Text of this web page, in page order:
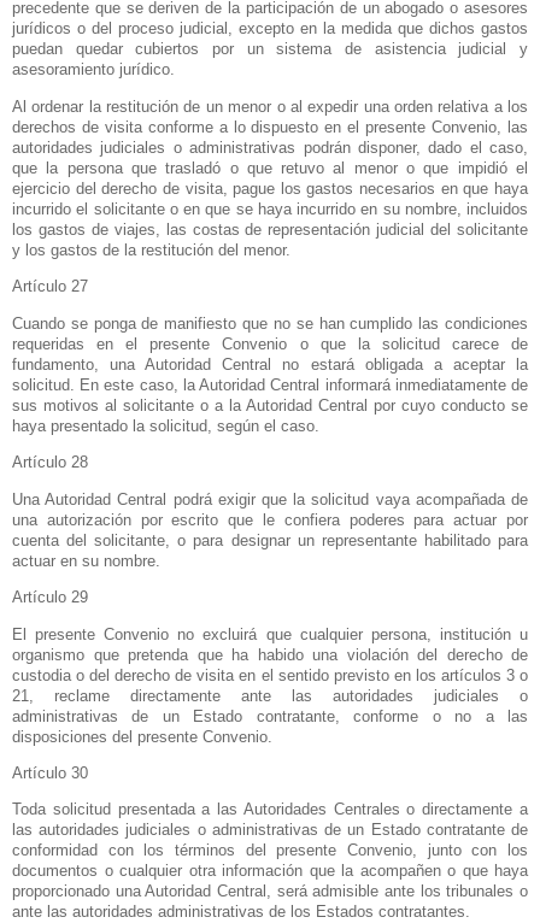
precedente que se deriven de la participación de un abogado o asesores
jurídicos o del proceso judicial, excepto en la medida que dichos gastos
puedan quedar cubiertos por un sistema de asistencia judicial y
asesoramiento jurídico.
Al ordenar la restitución de un menor o al expedir una orden relativa a los
derechos de visita conforme a lo dispuesto en el presente Convenio, las
autoridades judiciales o administrativas podrán disponer, dado el caso,
que la persona que trasladó o que retuvo al menor o que impidió el
ejercicio del derecho de visita, pague los gastos necesarios en que haya
incurrido el solicitante o en que se haya incurrido en su nombre, incluidos
los gastos de viajes, las costas de representación judicial del solicitante
y los gastos de la restitución del menor.
Artículo 27
Cuando se ponga de manifiesto que no se han cumplido las condiciones
requeridas en el presente Convenio o que la solicitud carece de
fundamento, una Autoridad Central no estará obligada a aceptar la
solicitud. En este caso, la Autoridad Central informará inmediatamente de
sus motivos al solicitante o a la Autoridad Central por cuyo conducto se
haya presentado la solicitud, según el caso.
Artículo 28
Una Autoridad Central podrá exigir que la solicitud vaya acompañada de
una autorización por escrito que le confiera poderes para actuar por
cuenta del solicitante, o para designar un representante habilitado para
actuar en su nombre.
Artículo 29
El presente Convenio no excluirá que cualquier persona, institución u
organismo que pretenda que ha habido una violación del derecho de
custodia o del derecho de visita en el sentido previsto en los artículos 3 o
21, reclame directamente ante las autoridades judiciales o
administrativas de un Estado contratante, conforme o no a las
disposiciones del presente Convenio.
Artículo 30
Toda solicitud presentada a las Autoridades Centrales o directamente a
las autoridades judiciales o administrativas de un Estado contratante de
conformidad con los términos del presente Convenio, junto con los
documentos o cualquier otra información que la acompañen o que haya
proporcionado una Autoridad Central, será admisible ante los tribunales o
ante las autoridades administrativas de los Estados contratantes.